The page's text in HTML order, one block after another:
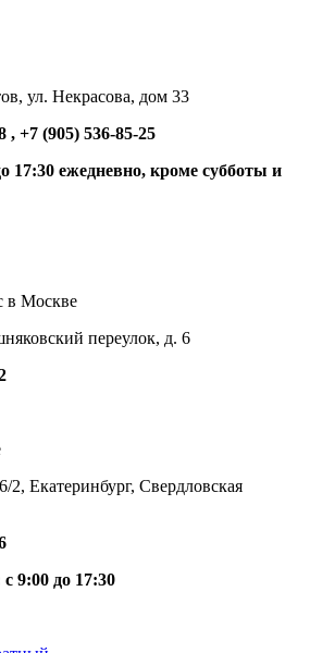
ул. Некрасова, дом 33
, +7 (905) 536-85-25
17:30 ежедневно, кроме субботы и
в Москве
переулок, д. 6
Екатеринбург, Свердловская
9:00 до 17:30